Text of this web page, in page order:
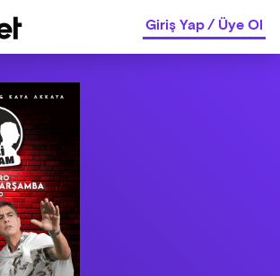
Giriş Yap/Üye Ol